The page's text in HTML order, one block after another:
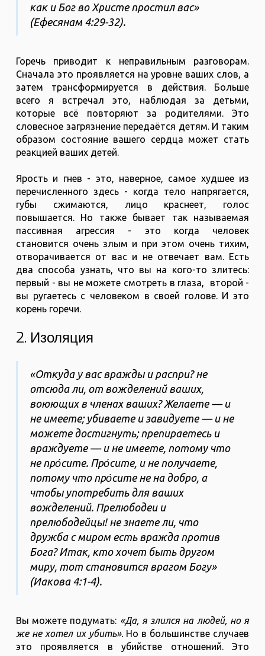
как и Бог во Христе простил вас»
(Ефесянам‬ ‭4‬:‭29‬-‭32‬).
Горечь приводит к неправильным разговорам.
Сначала это проявляется на уровне ваших слов, а
затем трансформируется в действия. Больше
всего я встречал это, наблюдая за детьми,
которые всё повторяют за родителями. Это
словесное загрязнение передаётся детям. И таким
образом состояние вашего сердца может стать
реакцией ваших детей.
Ярость и гнев - это, наверное, самое худшее из
перечисленного здесь - когда тело напрягается,
губы сжимаются, лицо краснеет, голос
повышается. Но также бывает так называемая
пассивная агрессия - это когда человек
становится очень злым и при этом очень тихим,
отворачивается от вас и не отвечает вам. Есть
два способа узнать, что вы на кого-то злитесь:
первый - вы не можете смотреть в глаза, второй -
вы ругаетесь с человеком в своей голове. И это
корень горечи.
2. Изоляция
«Откуда у вас вражды и распри? не
отсюда ли, от вожделений ваших,
воюющих в членах ваших? Желаете — и
не имеете; убиваете и завидуете — и не
можете достигнуть; препираетесь и
враждуете — и не имеете, потому что
не про́сите. Про́сите, и не получаете,
потому что про́сите не на добро, а
чтобы употребить для ваших
вожделений. Прелюбодеи и
прелюбодейцы! не знаете ли, что
дружба с миром есть вражда против
Бога? Итак, кто хочет быть другом
миру, тот становится врагом Богу»
(Иакова‬ ‭4‬:‭1‬-‭4‬).
Вы можете подумать: «Да, я злился на людей, но я
же не хотел их убить». Но в большинстве случаев
это проявляется в убийстве отношений. Это